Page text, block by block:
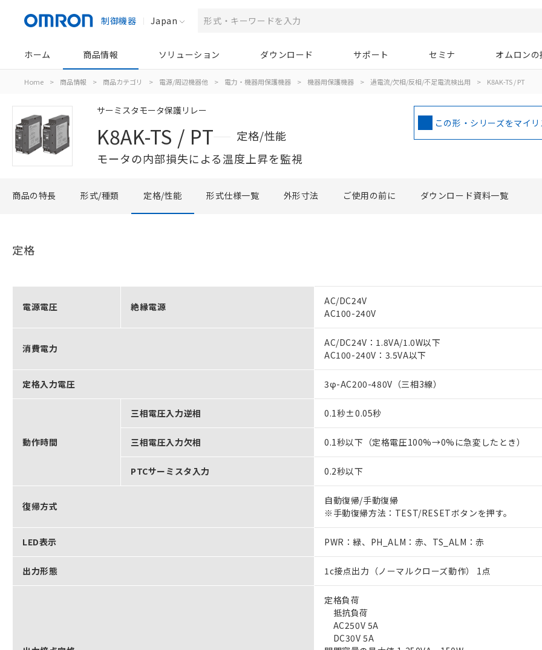
制御機器 Japan
ホーム 商品情報 ソリューション ダウンロード サポート セミナ オムロン
Home > 商品情報 > 商品カテゴリ > 電源/周辺機器他 > 電力・機器用保護機器 > 機器用保護機器 > 過電流/欠相/反相/不足電流検出用 > K8AK-TS / PT
サーミスタモータ保護リレー
K8AK-TS / PT
定格/性能
モータの内部損失による温度上昇を監視
この形・シリーズをマイ
商品の特長 形式/種類 定格/性能 形式仕様一覧 外形寸法 ご使用の前に ダウンロード資料一覧
定格
電源電圧 絶縁電源
AC/DC24V
AC100-240V
消費電力
AC/DC24V：1.8VA/1.0W以下
AC100-240V：3.5VA以下
定格入力電圧 3φ-AC200-480V（三相3線）
動作時間
三相電圧入力逆相 0.1秒±0.05秒
三相電圧入力欠相 0.1秒以下（定格電圧100%→0%に急変したとき）
PTCサーミスタ入力 0.2秒以下
復帰方式
自動復帰/手動復帰
※手動復帰方法：TEST/RESETボタンを押す。
LED表示 PWR：緑、PH_ALM：赤、TS_ALM：赤
出力形態 1c接点出力（ノーマルクローズ動作） 1点
定格負荷
抵抗負荷
AC250V 5A
DC30V 5A